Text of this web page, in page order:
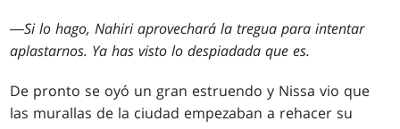
―Si lo hago, Nahiri aprovechará la tregua para intentar
aplastarnos. Ya has visto lo despiadada que es.
De pronto se oyó un gran estruendo y Nissa vio que
las murallas de la ciudad empezaban a rehacer su